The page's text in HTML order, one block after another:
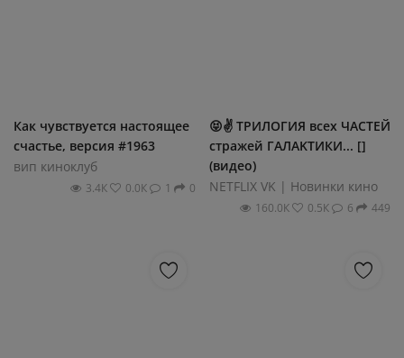
Как чувствуется настоящее
счаcтье, версия #1963
вип киноклуб
3.4К 0.0К 1 0
😝✌️ ТРИЛOГИЯ вcex ЧАСTЕЙ
cтpaжeй ГАЛAKTИКИ... []
(видео)
NЕTFLIХ VK | Новинки кинo
160.0К 0.5К 6 449